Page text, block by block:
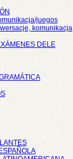
juegos
komunikacja
DELE